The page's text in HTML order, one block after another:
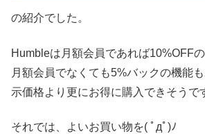
の紹介でした。
Humbleは月額会員であれば10%OFF
月額会員でなくても5%バックの機能
示価格より更にお得に購入できそうで
それでは、よいお買い物を( ﾟдﾟ)ﾉ